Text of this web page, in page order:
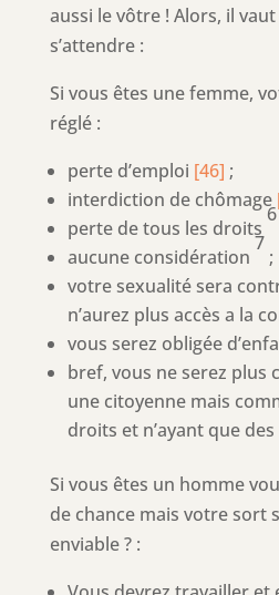
aussi le vôtre ! Alors, il
s’attendre :
Si vous êtes une femme,
réglé :
perte d’emploi [46] ;
interdiction de chômage
perte de tous les droits
6
aucune considération
7
;
votre sexualité sera
n’aurez plus accès a la
vous serez obligée
bref, vous ne serez plus
une citoyenne mais
droits et n’ayant que
Si vous êtes un homme
de chance mais votre sort
enviable ? :